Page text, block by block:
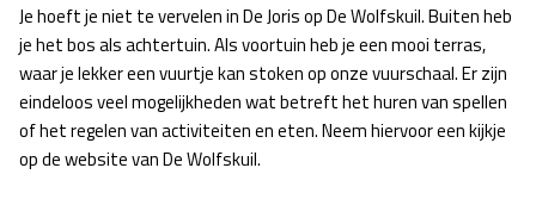
Je hoeft je niet te vervelen in De Joris op De Wolfskuil. Buiten heb
je het bos als achtertuin. Als voortuin heb je een mooi terras,
waar je lekker een vuurtje kan stoken op onze vuurschaal. Er zijn
eindeloos veel mogelijkheden wat betreft het huren van spellen
of het regelen van activiteiten en eten. Neem hiervoor een kijkje
op de website van De Wolfskuil.